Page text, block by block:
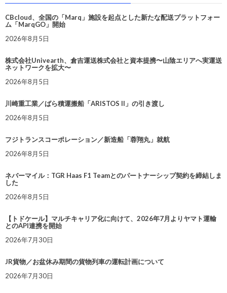
CBcloud、全国の「Marq」施設を起点とした新たな配送プラットフォー
ム「MarqGO」開始
2026年8月5日
株式会社Univearth、倉吉運送株式会社と資本提携〜山陰エリアへ実運送
ネットワークを拡大〜
2026年8月5日
川崎重工業／ばら積運搬船「ARISTOS II」の引き渡し
2026年8月5日
フジトランスコーポレーション／新造船「蓉翔丸」就航
2026年8月5日
ネバーマイル：TGR Haas F1 Teamとのパートナーシップ契約を締結しま
した
2026年8月5日
【トドケール】マルチキャリア化に向けて、2026年7月よりヤマト運輸
とのAPI連携を開始
2026年7月30日
JR貨物／お盆休み期間の貨物列車の運転計画について
2026年7月30日